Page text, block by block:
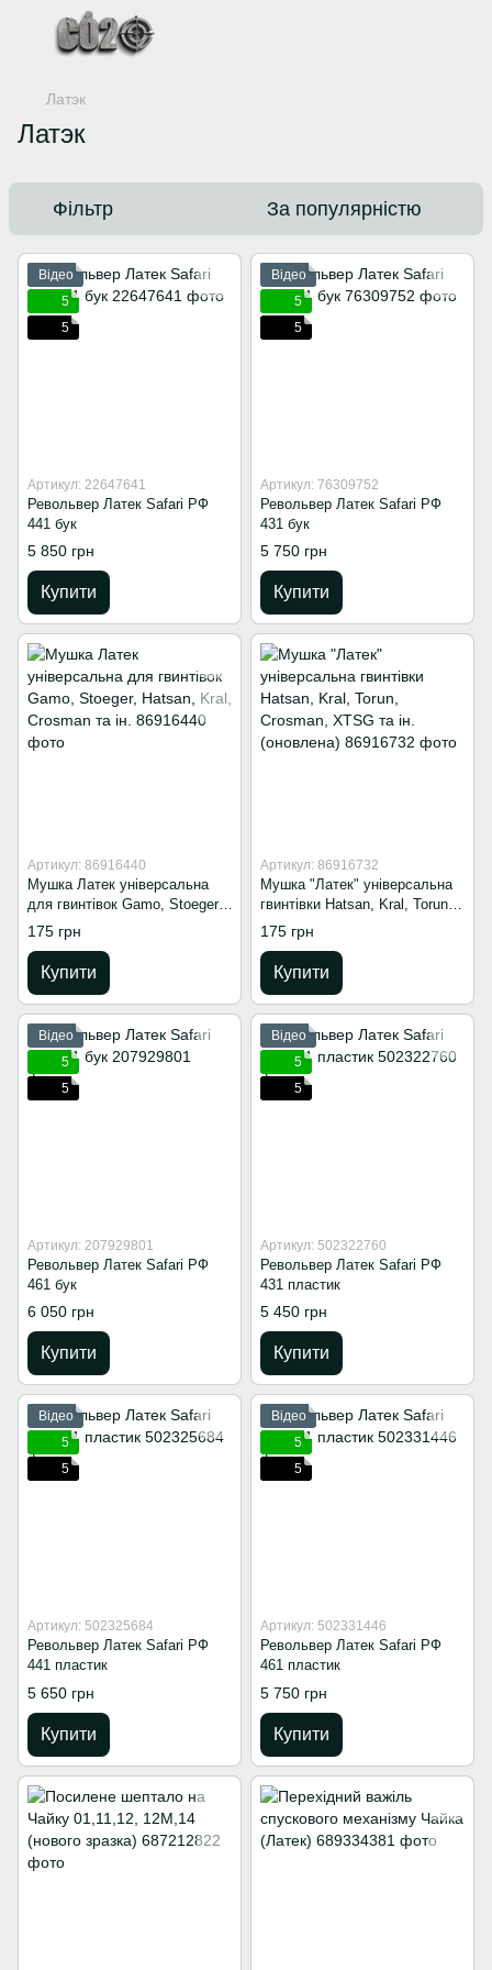
Латэк
Латэк
Фільтр За популярністю
Відео
5
5
Артикул: 22647641
Револьвер Латек Safari РФ
441 бук
5 850 грн
Купити
Відео
5
5
Артикул: 76309752
Револьвер Латек Safari РФ
431 бук
5 750 грн
Купити
Артикул: 86916440
Мушка Латек універсальна
для гвинтівок Gamo, Stoeger,
Hatsan, Kral, Crosman та ін.
175 грн
Купити
Артикул: 86916732
Мушка "Латек" універсальна
гвинтівки Hatsan, Kral, Torun,
Crosman, XTSG та ін.
(оновлена)
175 грн
Купити
Відео
5
5
Артикул: 207929801
Револьвер Латек Safari РФ
461 бук
6 050 грн
Купити
Відео
5
5
Артикул: 502322760
Револьвер Латек Safari РФ
431 пластик
5 450 грн
Купити
Відео
5
5
Артикул: 502325684
Револьвер Латек Safari РФ
441 пластик
5 650 грн
Купити
Відео
5
5
Артикул: 502331446
Револьвер Латек Safari РФ
461 пластик
5 750 грн
Купити